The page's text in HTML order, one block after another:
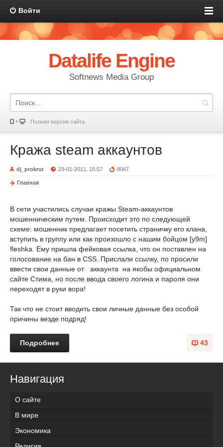
Войти
Datalife Engine
Softnews Media Group
Полная версия сайта
Кража steam аккаунтов
dj_prokrut 23-01-2011, 15:57 8067
Главная
В сети участились случаи кражы Steam-аккаунтов
мошенническим путем. Происходит это по следующей
схеме: мошенник предлагает посетить страничку его клана,
вступить в группу или как произошло с нашим бойцом [y9m]
fleshka. Ему пришла фейковая ссылка, что он поставлен на
голосование на бан в CSS. Прислали ссылку, по просили
ввести свои данные от аккаунта на якобы официальном
сайте Стима, но после ввода своего логина и пароля они
переходят в руки вора!
Так что не стоит вводить свои личные данные без особой
причины везде подряд!
43
Подробнее
Навигация
О сайте
В мире
Экономика